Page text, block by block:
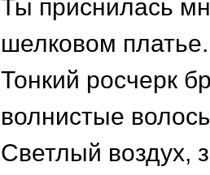
Ты приснилась
шелковом платье.
Тонкий росчерк
волнистые
Светлый воздух,